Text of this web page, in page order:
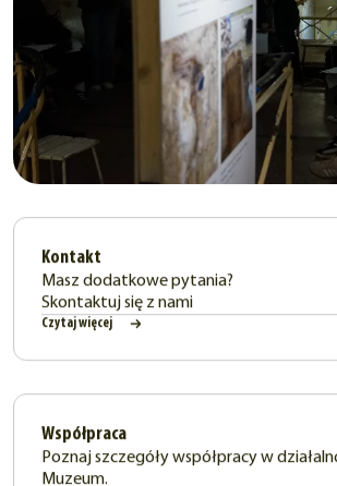
Kontakt
Masz dodatkowe pytania?
Skontaktuj się z nami
Czytaj więcej
Współpraca
Poznaj szczegóły współpracy w
Muzeum.